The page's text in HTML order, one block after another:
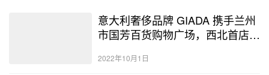
意大利奢侈品牌 GIADA 携手兰州
市国芳百货购物广场，西北首店盛
2022年10月1日